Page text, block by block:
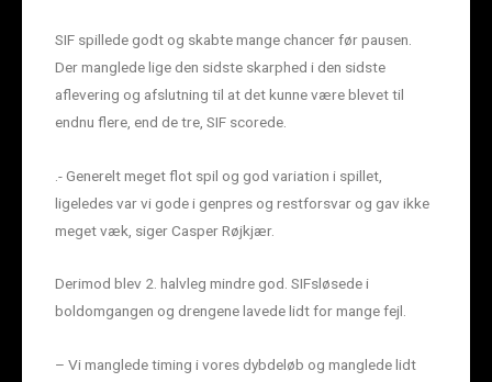
SIF spillede godt og skabte mange chancer før pausen.
Der manglede lige den sidste skarphed i den sidste
aflevering og afslutning til at det kunne være blevet til
endnu flere, end de tre, SIF scorede.
.- Generelt meget flot spil og god variation i spillet,
ligeledes var vi gode i genpres og restforsvar og gav ikke
meget væk, siger Casper Røjkjær.
Derimod blev 2. halvleg mindre god. SIFsløsede i
boldomgangen og drengene lavede lidt for mange fejl.
– Vi manglede timing i vores dybdeløb og manglede lidt